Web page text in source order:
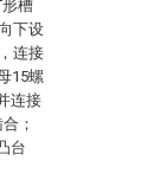
槽
下设
连接
15螺
连接
；
台